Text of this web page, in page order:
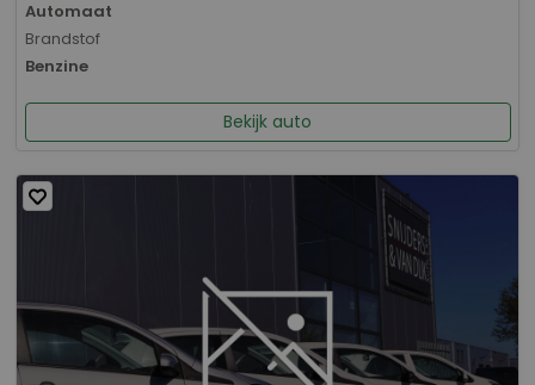
Automaat
Brandstof
Benzine
Bekijk auto